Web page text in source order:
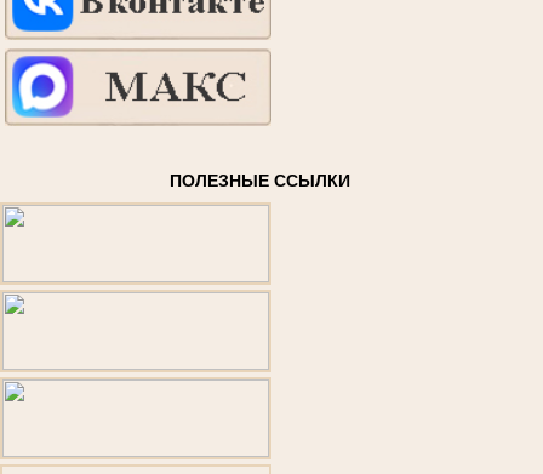
ПОЛЕЗНЫЕ ССЫЛКИ